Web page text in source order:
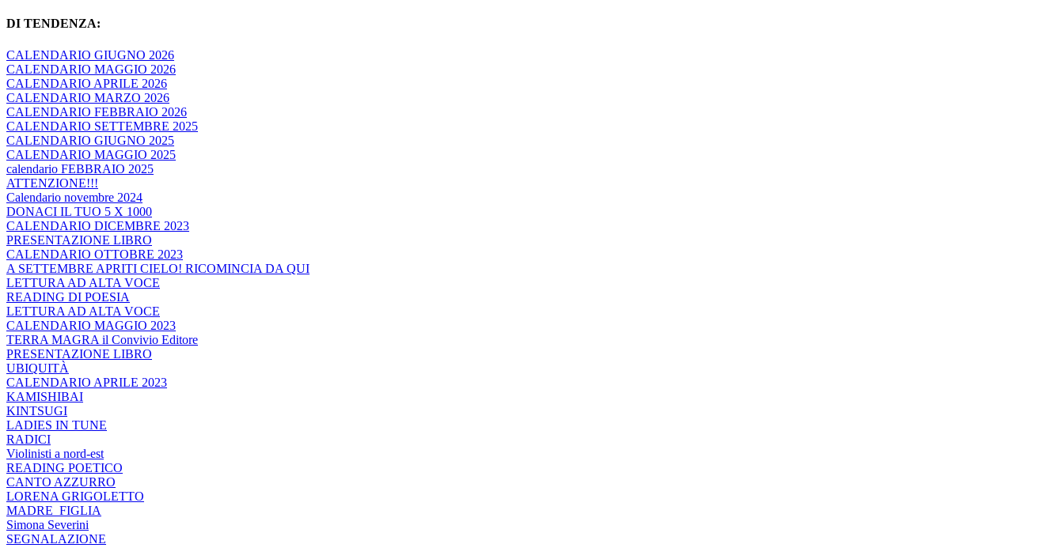
DI TENDENZA:
CALENDARIO GIUGNO 2026
CALENDARIO MAGGIO 2026
CALENDARIO APRILE 2026
CALENDARIO MARZO 2026
CALENDARIO FEBBRAIO 2026
CALENDARIO SETTEMBRE 2025
CALENDARIO GIUGNO 2025
CALENDARIO MAGGIO 2025
calendario FEBBRAIO 2025
ATTENZIONE!!!
Calendario novembre 2024
DONACI IL TUO 5 X 1000
CALENDARIO DICEMBRE 2023
PRESENTAZIONE LIBRO
CALENDARIO OTTOBRE 2023
A SETTEMBRE APRITI CIELO! RICOMINCIA DA QUI
LETTURA AD ALTA VOCE
READING DI POESIA
LETTURA AD ALTA VOCE
CALENDARIO MAGGIO 2023
TERRA MAGRA il Convivio Editore
PRESENTAZIONE LIBRO
UBIQUITÀ
CALENDARIO APRILE 2023
KAMISHIBAI
KINTSUGI
LADIES IN TUNE
RADICI
Violinisti a nord-est
READING POETICO
CANTO AZZURRO
LORENA GRIGOLETTO
MADRE_FIGLIA
Simona Severini
SEGNALAZIONE